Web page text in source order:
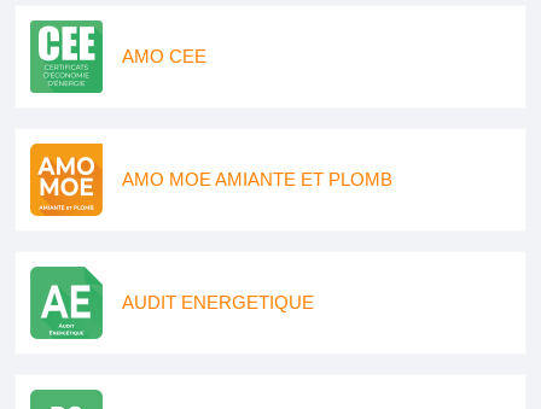
AMO CEE
AMO MOE AMIANTE ET PLOMB
AUDIT ENERGETIQUE